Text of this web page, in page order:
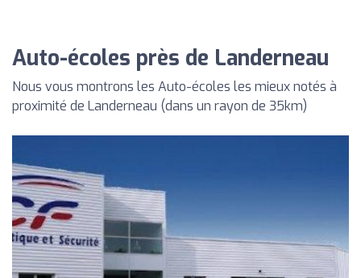
Auto-écoles près de Landerneau
Nous vous montrons les Auto-écoles les mieux notés à
proximité de Landerneau (dans un rayon de 35km)